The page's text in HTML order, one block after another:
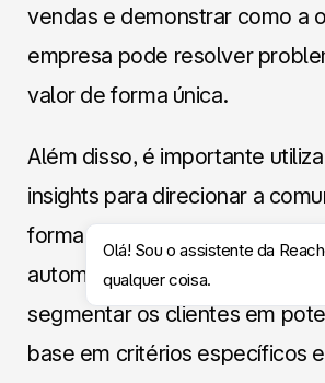
vendas e demonstrar como a
empresa pode resolver
valor de forma única.
Além disso, é importante
insights para direcionar a
forma personalizada.
automação de marketing
segmentar os clientes em
base em critérios específicos
Agendar Conversa
Olá! Sou o assistente da
qualquer coisa.